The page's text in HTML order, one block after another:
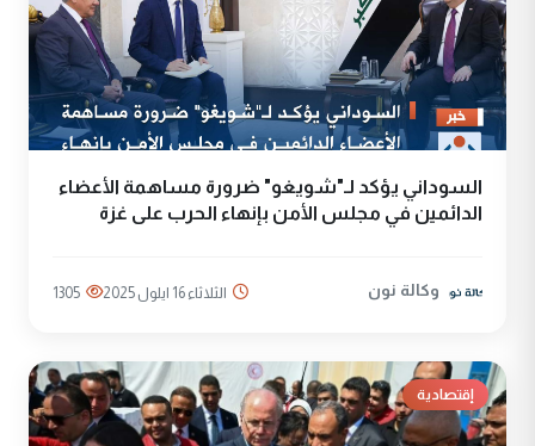
السوداني يؤكد لـ"شويغو" ضرورة مساهمة الأعضاء
الدائمين في مجلس الأمن بإنهاء الحرب على غزة
وكالة نون الثلاثاء 16 ايلول 2025 1305
إقتصادية